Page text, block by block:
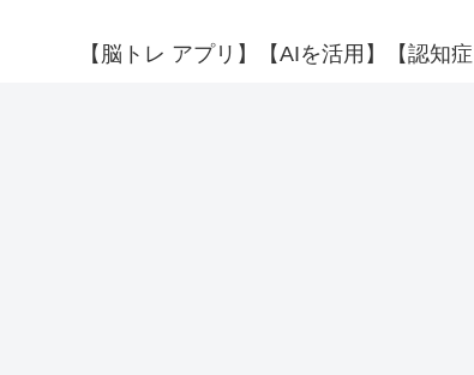
【脳トレ アプリ】【AIを活用】【認知